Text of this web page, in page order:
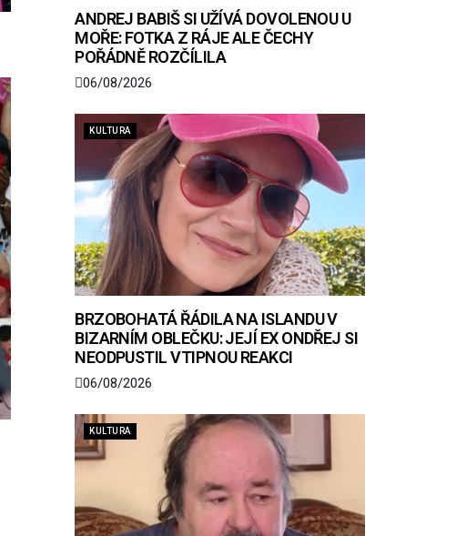
ANDREJ BABIŠ SI UŽÍVÁ DOVOLENOU U
MOŘE: FOTKA Z RÁJE ALE ČECHY
POŘÁDNĚ ROZČÍLILA
06/08/2026
KULTURA
BRZOBOHATÁ ŘÁDILA NA ISLANDU V
BIZARNÍM OBLEČKU: JEJÍ EX ONDŘEJ SI
NEODPUSTIL VTIPNOU REAKCI
06/08/2026
KULTURA